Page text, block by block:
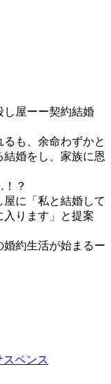
し屋ーー契約結婚
も、余命わずかと
婚をし、家族に恩
？
に「私と結婚して
入ります」と提案
約生活が始まるー
スペンス